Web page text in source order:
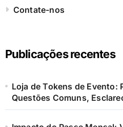
Contate-nos
Publicações recentes
Loja de Tokens de Evento:
Questões Comuns,